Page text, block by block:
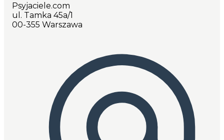
Psyjaciele.com
ul. Tamka 45a/1
00-355 Warszawa